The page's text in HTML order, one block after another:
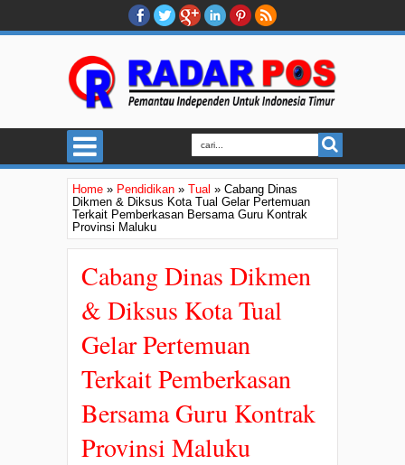
Home » Pendidikan » Tual » Cabang Dinas
Dikmen & Diksus Kota Tual Gelar Pertemuan
Terkait Pemberkasan Bersama Guru Kontrak
Provinsi Maluku
Cabang Dinas Dikmen
& Diksus Kota Tual
Gelar Pertemuan
Terkait Pemberkasan
Bersama Guru Kontrak
Provinsi Maluku